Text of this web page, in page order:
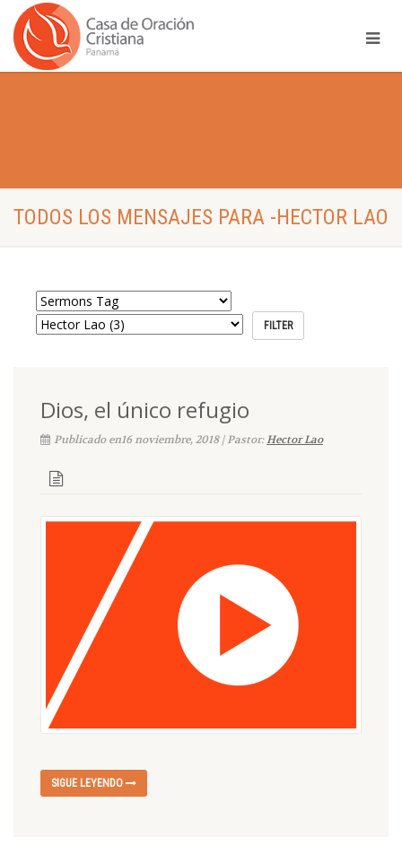
TODOS LOS MENSAJES PARA -HECTOR LAO
Dios, el único refugio
Publicado en16 noviembre, 2018 | Pastor:Hector Lao
SIGUE LEYENDO